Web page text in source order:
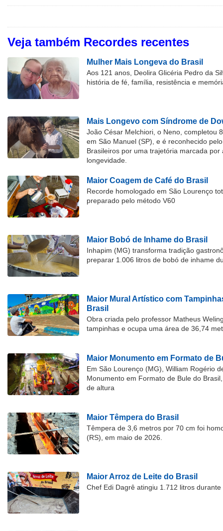
Veja também Recordes recentes
Mulher Mais Longeva do Brasil
Aos 121 anos, Deolira Glicéria Pedro da
história de fé, família, resistência e
Mais Longevo com Síndrome de
João César Melchiori, o Neno, completou
em São Manuel (SP), e é reconhecido
Brasileiros por uma trajetória marcada por
longevidade.
Maior Coagem de Café do Brasil
Recorde homologado em São Lourenço
preparado pelo método V60
Maior Bobó de Inhame do Brasil
Inhapim (MG) transforma tradição
preparar 1.006 litros de bobó de inhame
Maior Mural Artístico com
Brasil
Obra criada pelo professor Matheus
tampinhas e ocupa uma área de 36,74
Maior Monumento em Formato de
Em São Lourenço (MG), William Rogério
Monumento em Formato de Bule do
de altura
Maior Têmpera do Brasil
Têmpera de 3,6 metros por 70 cm foi
(RS), em maio de 2026.
Maior Arroz de Leite do Brasil
Chef Edi Dagrê atingiu 1.712 litros